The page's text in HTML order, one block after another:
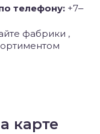
телефону: +7‒
фабрики ,
карте